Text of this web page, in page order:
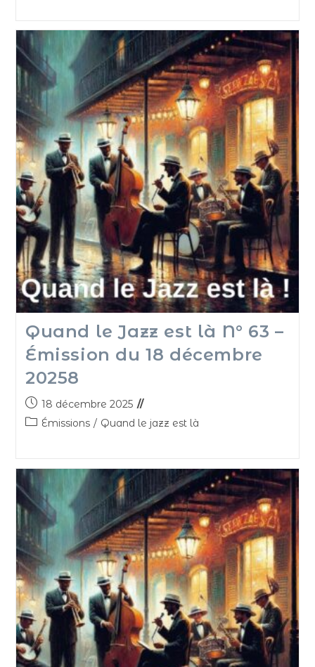
Quand le Jazz est là N° 63 –
Émission du 18 décembre
20258
18 décembre 2025
Émissions / Quand le jazz est là